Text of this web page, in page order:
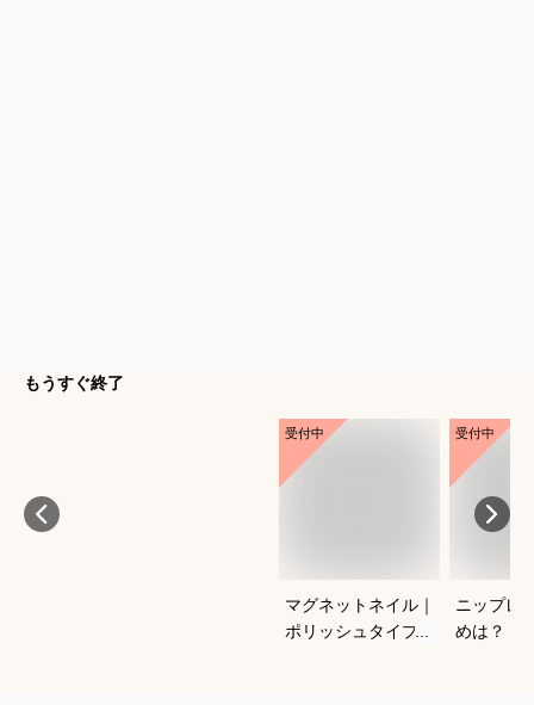
もうすぐ終了
受付中
マグネットネイル｜
ポリッシュタイプで
受付中
ニップレ
めは？